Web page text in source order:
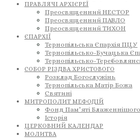
ПРАВЛЯЧІ АРХІЄРЕЇ
Преосвященний НЕСТОР
Преосвященний ПАВЛО
Преосвященний ТИХОН
ЄПАРХІЇ
Тернопільська Єпархія ПЦУ
Тернопільсько-Бучацька
Тернопільсько-
СОБОР РІЗДВА ХРИСТОВОГО
Розклад Богослужінь
Тернопільська Матір Божа
Святині
МИТРОПОЛИТ МЕФОДІЙ
Фонд Пам’яті
Історія
ЦЕРКОВНИЙ КАЛЕНДАР
МОЛИТВА